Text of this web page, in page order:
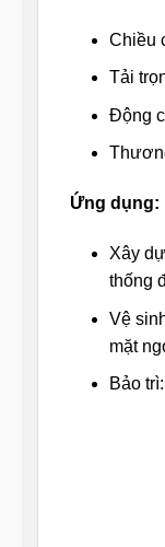
Chiều
Tải
Động
Ứng dụng:
Xây
thống
Vệ
mặt
Bảo